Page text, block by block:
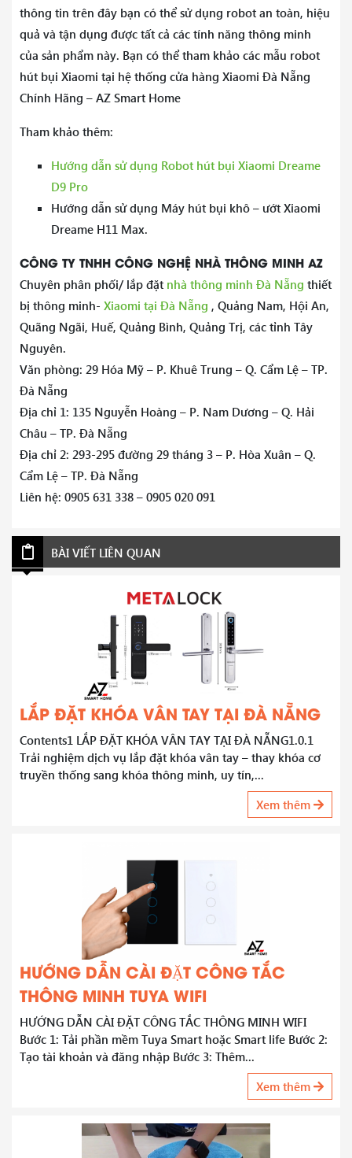
thông tin trên đây bạn có thể sử dụng robot an toàn, hiệu
quả và tận dụng được tất cả các tính năng thông minh
của sản phẩm này. Bạn có thể tham khảo các mẫu robot
hút bụi Xiaomi tại hệ thống cửa hàng Xiaomi Đà Nẵng
Chính Hãng – AZ Smart Home
Tham khảo thêm:
Hướng dẫn sử dụng Robot hút bụi Xiaomi Dreame
D9 Pro
Hướng dẫn sử dụng Máy hút bụi khô – ướt Xiaomi
Dreame H11 Max.
CÔNG TY TNHH CÔNG NGHỆ NHÀ THÔNG MINH AZ
Chuyên phân phối/ lắp đặt nhà thông minh Đà Nẵng thiết
bị thông minh- Xiaomi tại Đà Nẵng , Quảng Nam, Hội An,
Quãng Ngãi, Huế, Quảng Bình, Quảng Trị, các tỉnh Tây
Nguyên.
Văn phòng: 29 Hóa Mỹ – P. Khuê Trung – Q. Cẩm Lệ – TP.
Đà Nẵng
Địa chỉ 1: 135 Nguyễn Hoàng – P. Nam Dương – Q. Hải
Châu – TP. Đà Nẵng
Địa chỉ 2: 293-295 đường 29 tháng 3 – P. Hòa Xuân – Q.
Cẩm Lệ – TP. Đà Nẵng
Liên hệ: 0905 631 338 – 0905 020 091
BÀI VIẾT LIÊN QUAN
LẮP ĐẶT KHÓA VÂN TAY TẠI ĐÀ NẴNG
Contents1 LẮP ĐẶT KHÓA VÂN TAY TẠI ĐÀ NẴNG1.0.1
Trải nghiệm dịch vụ lắp đặt khóa vân tay – thay khóa cơ
truyền thống sang khóa thông minh, uy tín,...
Xem thêm
HƯỚNG DẪN CÀI ĐẶT CÔNG TẮC
THÔNG MINH TUYA WIFI
HƯỚNG DẪN CÀI ĐẶT CÔNG TẮC THÔNG MINH WIFI
Bước 1: Tải phần mềm Tuya Smart hoặc Smart life Bước 2:
Tạo tài khoản và đăng nhập Bước 3: Thêm...
Xem thêm